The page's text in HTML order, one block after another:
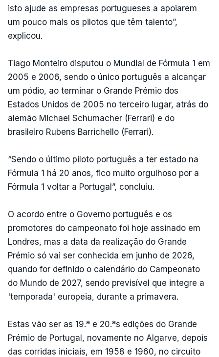
isto ajude as empresas portugueses a apoiarem
um pouco mais os pilotos que têm talento”,
explicou.
Tiago Monteiro disputou o Mundial de Fórmula 1 em
2005 e 2006, sendo o único português a alcançar
um pódio, ao terminar o Grande Prémio dos
Estados Unidos de 2005 no terceiro lugar, atrás do
alemão Michael Schumacher (Ferrari) e do
brasileiro Rubens Barrichello (Ferrari).
“Sendo o último piloto português a ter estado na
Fórmula 1 há 20 anos, fico muito orgulhoso por a
Fórmula 1 voltar a Portugal”, concluiu.
O acordo entre o Governo português e os
promotores do campeonato foi hoje assinado em
Londres, mas a data da realização do Grande
Prémio só vai ser conhecida em junho de 2026,
quando for definido o calendário do Campeonato
do Mundo de 2027, sendo previsível que integre a
'temporada' europeia, durante a primavera.
Estas vão ser as 19.ª e 20.ªs edições do Grande
Prémio de Portugal, novamente no Algarve, depois
das corridas iniciais, em 1958 e 1960, no circuito